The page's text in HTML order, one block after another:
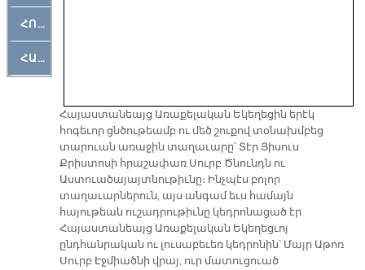
ՀՈԳԵՄՏԱՒՈՐ
ՀԱՐԹԱԿ
Հայաստանեայց Առաքելական Եկեղեցին երէկ
հոգեւոր ցնծութեամբ ու մեծ շուքով տօնախմբեց
տարուան առաջին տաղաւարը՝ Տէր Յիսուս
Քրիստոսի հրաշափառ Սուրբ Ծնունդն ու
Աստուածայայտնութիւնը։ Ինչպէս բոլոր
տաղաւարներուն, այս անգամ եւս համայն
հայութեան ուշադրութիւնը կեդրոնացած էր
Հայաստանեայց Առաքելական Եկեղեցւոյ
ընդհանրական ու լուսաբեւեռ կեդրոնին՝ Մայր Աթոռ
Սուրբ Էջմիածնի վրայ, ուր մատուցուած